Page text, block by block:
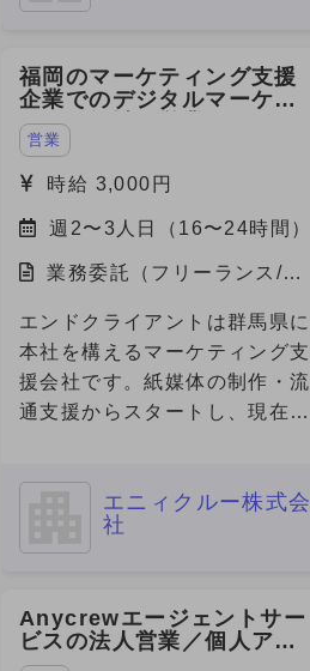
福岡のマーケティング支援
企業でのデジタルマーケテ
ィング領域の営業・PM
営業
時給 3,000円
週2〜3人日（16〜24時間）
業務委託（フリーランス/副
エンドクライアントは群馬県に
本社を構えるマーケティング支
援会社です。紙媒体の制作・流
通支援からスタートし、現在は
フルファネルでのマーケティン
グ支援を展開しています。 今
域の営業・提案・実行体制を確
立すべく、立ち上げメンバーと
エニィクルー株式会
社
Anycrewエージェントサー
ビスの法人営業／個人アド
バイザー（RA・CA）